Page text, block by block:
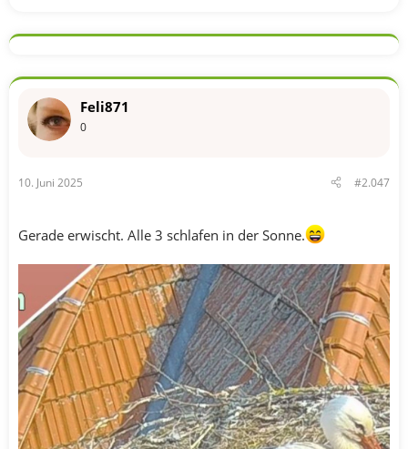
Feli871
0
10. Juni 2025 #2.047
Gerade erwischt. Alle 3 schlafen in der Sonne.